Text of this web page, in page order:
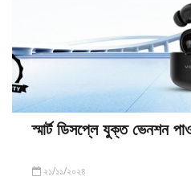
স্মার্ট ডিসপ্লে যুক্ত ভেনশন
২১/১১/২০২৪